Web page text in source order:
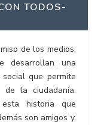
TODOS-
de los medios,
desarrollan una
que permite
de la ciudadanía.
historia que
son amigos y,